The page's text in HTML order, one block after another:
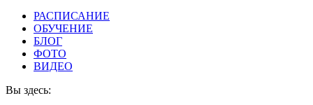
РАСПИСАНИЕ
ОБУЧЕНИЕ
БЛОГ
ФОТО
ВИДЕО
Вы здесь: